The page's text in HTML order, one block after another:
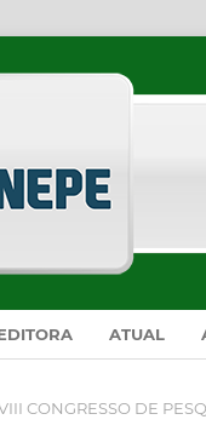
ATUAL
CONGRESSO DE